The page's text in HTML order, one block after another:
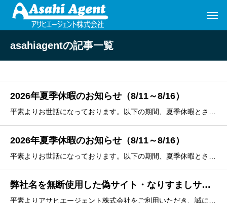
asahiagentの記事一覧
2026年夏季休暇のお知らせ（8/11～8/16）
2026年夏季休暇のお知らせ（8/11～8/16）
弊社名を無断使用した偽サイト・なりすましサイトにご注意ください